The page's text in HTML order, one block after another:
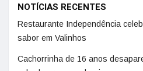
NOTÍCIAS RECENTES
Restaurante Independência
sabor em Valinhos
Cachorrinha de 16 anos